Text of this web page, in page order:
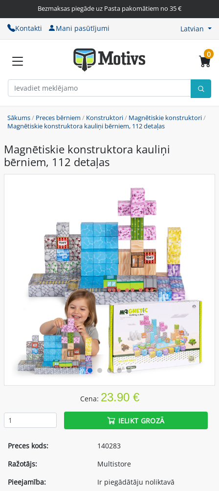
Bezmaksas piegāde uz Pasta pakomātiem no 35 €
Kontakti Mani pasūtījumi Latvian
0
Sākums/ Preces bērniem / Konstruktori/ Magnētiskie konstruktori/
Magnētiskie konstruktora kauliņi bērniem, 112 detaļas
Magnētiskie konstruktora kauliņi
bērniem, 112 detaļas
Cena: 23.90 €
IELIKT GROZĀ
Preces kods:
140283
Ražotājs:
Multistore
Pieejamība:
Ir piegādātāju noliktavā